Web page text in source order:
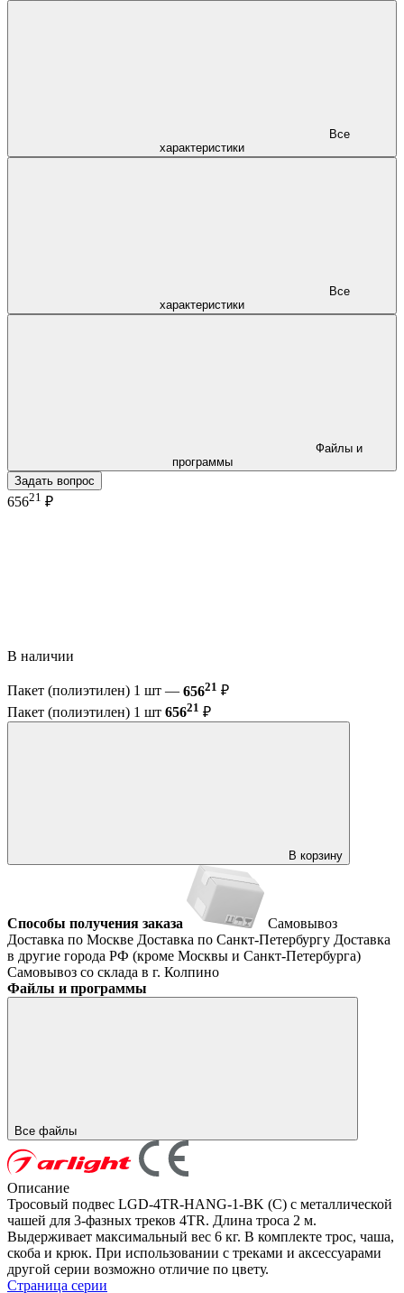
характеристики
характеристики
программы
Задать вопрос
65621 ₽
В наличии
Пакет (полиэтилен) 1 шт — 65621 ₽
Пакет (полиэтилен) 1 шт 65621 ₽
В корзину
Способы получения заказа
Самовывоз
Доставка по Москве Доставка по Санкт-Петербургу Доставка
в другие города РФ (кроме Москвы и Санкт-Петербурга)
Самовывоз со склада в г. Колпино
Файлы и программы
Все файлы
Описание
Тросовый подвес LGD-4TR-HANG-1-BK (C) с металлической
чашей для 3-фазных треков 4TR. Длина троса 2 м.
Выдерживает максимальный вес 6 кг. В комплекте трос, чаша,
скоба и крюк. При использовании с треками и аксессуарами
другой серии возможно отличие по цвету.
Страница серии